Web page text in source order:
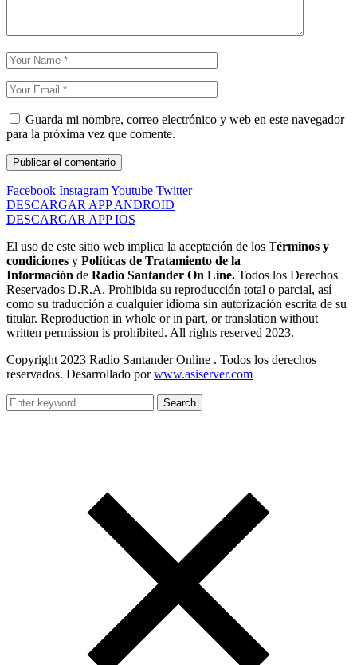
Guarda mi nombre, correo electrónico y web en este navegador
para la próxima vez que comente.
Facebook InstagramYoutube Twitter
DESCARGAR APP ANDROID
DESCARGAR APP IOS
El uso de este sitio web implica la aceptación de los Términos y
condiciones y Políticas de Tratamiento de la
Información de Radio Santander On Line. Todos los Derechos
Reservados D.R.A. Prohibida su reproducción total o parcial, así
como su traducción a cualquier idioma sin autorización escrita de su
titular. Reproduction in whole or in part, or translation without
written permission is prohibited. All rights reserved 2023.
Copyright 2023 Radio Santander Online . Todos los derechos
reservados. Desarrollado porwww.asiserver.com
Search